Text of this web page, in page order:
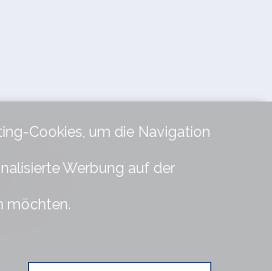
Cookies, um die Navigation
Werbung auf der
möchten.